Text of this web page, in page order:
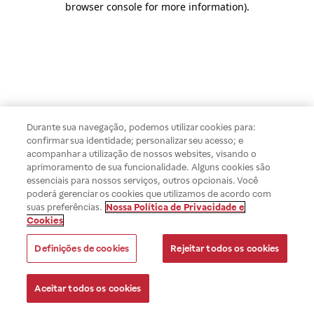
browser console for more information).
Durante sua navegação, podemos utilizar cookies para:
confirmar sua identidade; personalizar seu acesso; e
acompanhar a utilização de nossos websites, visando o
aprimoramento de sua funcionalidade. Alguns cookies são
essenciais para nossos serviços, outros opcionais. Você
poderá gerenciar os cookies que utilizamos de acordo com
suas preferências. Nossa Política de Privacidade e
Cookies
Definições de cookies Rejeitar todos os cookies
Aceitar todos os cookies